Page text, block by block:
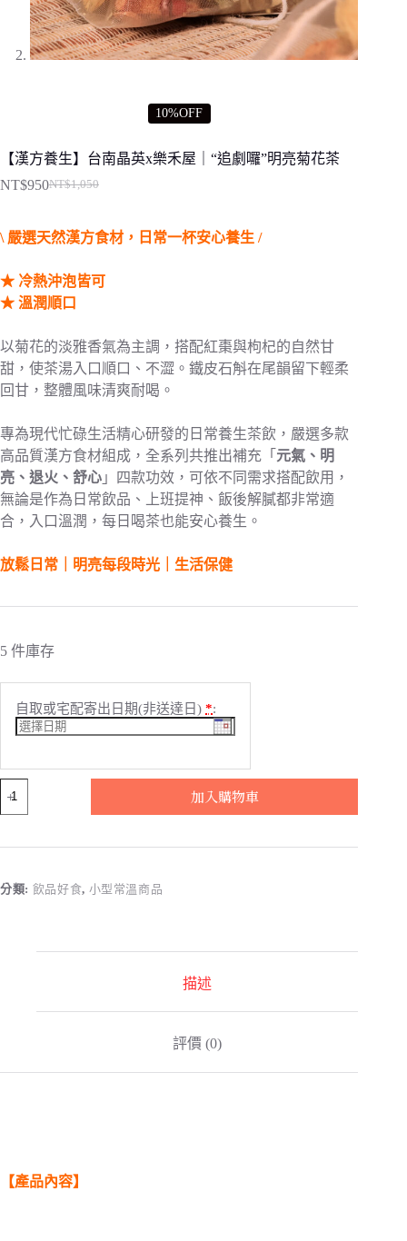
10%OFF
【漢方養生】台南晶英x樂禾屋｜“追劇囉”明亮菊花茶
NT$1,050
價
NT$1,050。
NT$950
價
NT$950。
\ 嚴選天然漢方食材，日常一杯安心養生 /
★ 冷熱沖泡皆可
★ 溫潤順口
以菊花的淡雅香氣為主調，搭配紅棗與枸杞的自然甘
甜，使茶湯入口順口、不澀。鐵皮石斛在尾韻留下輕柔
回甘，整體風味清爽耐喝。
專為現代忙碌生活精心研發的日常養生茶飲，嚴選多款
高品質漢方食材組成，全系列共推出補充「 元氣、明
亮、退火、舒心 」四款功效，可依不同需求搭配飲用，
無論是作為日常飲品、上班提神、飯後解膩都非常適
合，入口溫潤，每日喝茶也能安心養生。
放鬆日常｜明亮每段時光｜生活保健
5 件庫存
自取或宅配寄出日期(非送達日) *:
【漢
生】
南
囉”
數
加入購物車
分類: 飲品好食, 小型常溫商品
描述
評價 (0)
【產品內容】